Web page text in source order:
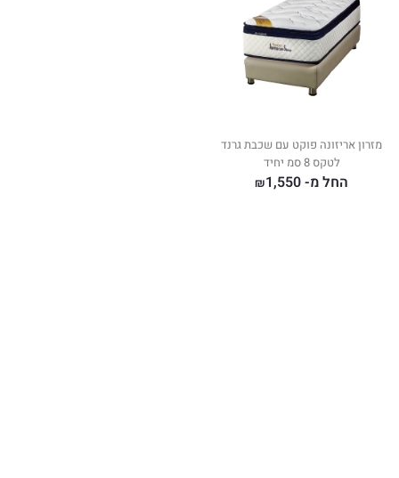
מזרון אריזונה פוקט עם שכבת גרנד
לטקס 8 סמ יחיד
החל מ- ₪1,550